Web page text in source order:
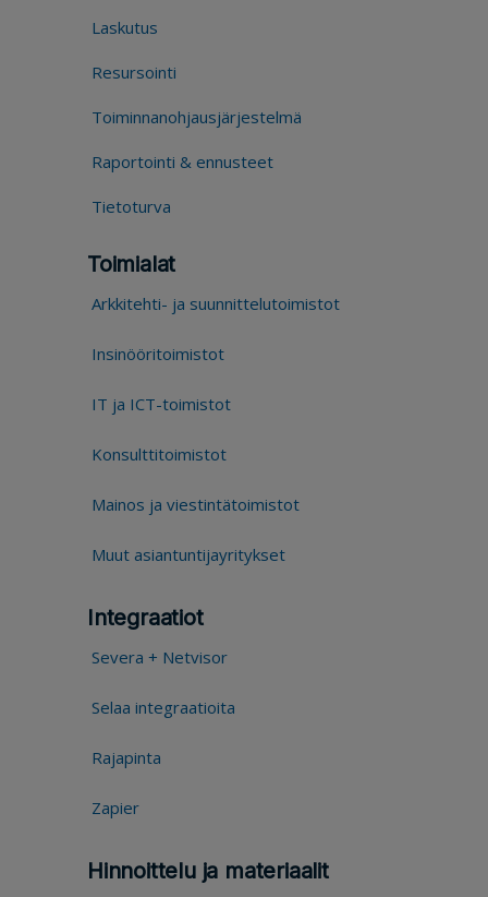
Laskutus
Resursointi
Toiminnanohjausjärjestelmä
Raportointi & ennusteet
Tietoturva
Toimialat
Arkkitehti- ja suunnittelutoimistot
Insinööritoimistot
IT ja ICT-toimistot
Konsulttitoimistot
Mainos ja viestintätoimistot
Muut asiantuntijayritykset
Integraatiot
Severa + Netvisor
Selaa integraatioita
Rajapinta
Zapier
Hinnoittelu ja materiaalit